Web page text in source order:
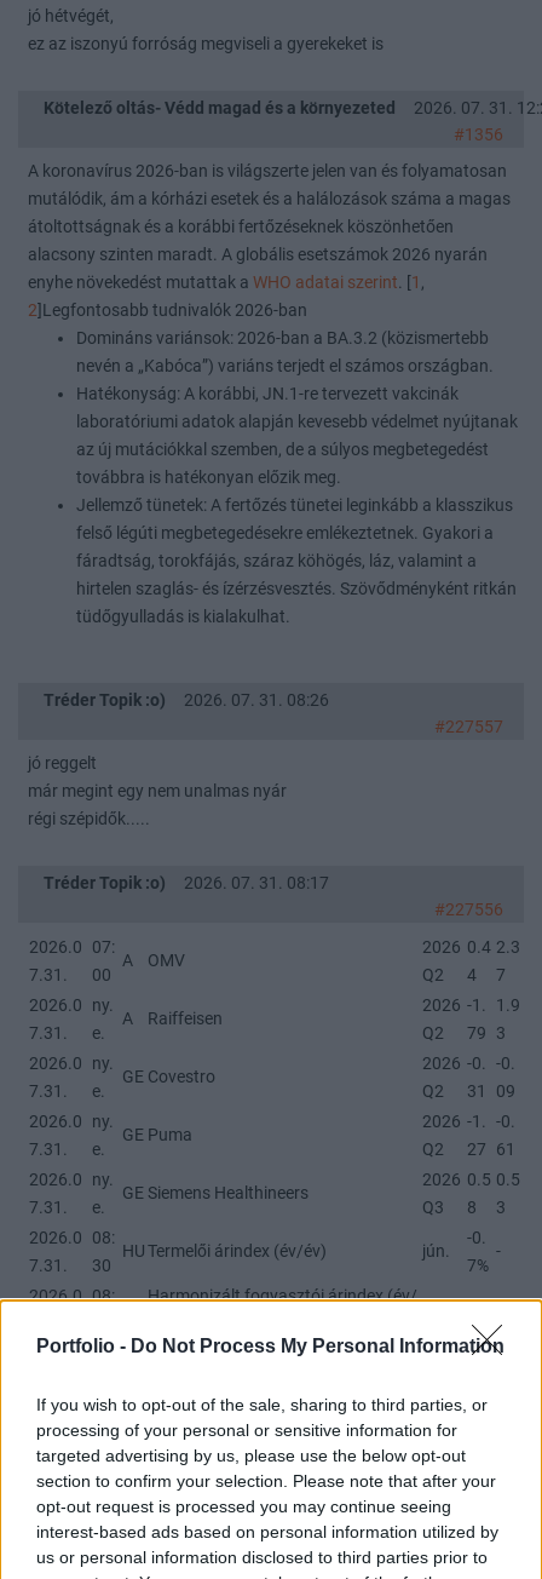
Portfolio - Do Not Process My Personal Information
If you wish to opt-out of the sale, sharing to third parties, or
processing of your personal or sensitive information for
targeted advertising by us, please use the below opt-out
section to confirm your selection. Please note that after your
opt-out request is processed you may continue seeing
interest-based ads based on personal information utilized by
us or personal information disclosed to third parties prior to
jó hétvégét,
ez az iszonyú forróság megviseli a gyerekeket is
Kötelező oltás- Védd magad és a környezeted
2026. 07. 31.
#1356
A koronavírus 2026-ban is világszerte jelen van és folyamatosan
mutálódik, ám a kórházi esetek és a halálozások száma a magas
átoltottságnak és a korábbi fertőzéseknek köszönhetően
alacsony szinten maradt. A globális esetszámok 2026 nyarán
enyhe növekedést mutattak a WHO adatai szerint. [1 ,
2]Legfontosabb tudnivalók 2026-ban
Domináns variánsok: 2026-ban a BA.3.2 (közismertebb
nevén a „Kabóca”) variáns terjedt el számos országban.
Hatékonyság: A korábbi, JN.1-re tervezett vakcinák
laboratóriumi adatok alapján kevesebb védelmet nyújtanak
az új mutációkkal szemben, de a súlyos megbetegedést
továbbra is hatékonyan előzik meg.
Jellemző tünetek: A fertőzés tünetei leginkább a klasszikus
felső légúti megbetegedésekre emlékeztetnek. Gyakori a
fáradtság, torokfájás, száraz köhögés, láz, valamint a
hirtelen szaglás- és ízérzésvesztés. Szövődményként ritkán
tüdőgyulladás is kialakulhat.
Tréder Topik :o)
2026. 07. 31. 08:26
#227557
jó reggelt
már megint egy nem unalmas nyár
régi szépidők.....
Tréder Topik :o)
2026. 07. 31. 08:17
#227556
2026.0
7.31.
07:
00
A OMV
2026
Q2
0.4
4
2.3
7
2026.0
7.31.
ny.
e.
A Raiffeisen
2026
Q2
-1.
79
1.9
3
2026.0
7.31.
ny.
e.
GE Covestro
2026
Q2
-0.
31
-0.
09
2026.0
7.31.
ny.
e.
GE Puma
2026
Q2
-1.
27
-0.
61
2026.0
7.31.
ny.
e.
GE Siemens Healthineers
2026
Q3
0.5
8
0.5
3
2026.0
7.31.
08:
30
HUTermelői árindex (év/év) jún.
-0.
7%
-
2026.0 08:
Harmonizált fogyasztói árindex (év/
2026.0 09:
6.3 6.3
2026.0
7.31.
09:
55
GE
Munkanélküliek számának
változása (ezer fő)
júl.
2026.0
7.31.
11:
00
U
Fogyasztói árindex (év/év) -
előzetes
júl.
2.8
2026.0 11:
E
2.4